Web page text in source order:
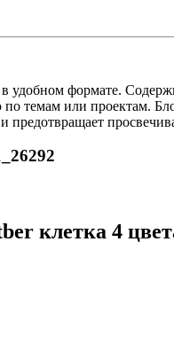
формате.
темам или проектам.
предотвращает
клетка 4